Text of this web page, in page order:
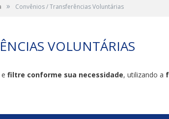
» Convênios / Transferências Voluntárias
VOLUNTÁRIAS
filtre conforme sua necessidade, utilizando a